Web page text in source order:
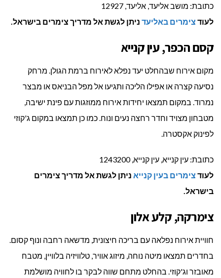
כתובת: מושב אליעד, אליעד, 12927
לעוד צימרים באליעד ניתן לגשת אל מדריך צימרים בישראל.
קסם הכפר, עין קנייא
מקום אירוח שבהחלט יעד נפלא לאירוח ברמת הגולן. מרחק
נסיעה קצרה או אפילו הליכה ותגיעו אל מפל הבניאס או מבצר
נמרוד. במקום תמצאו יחידות אירוח ממוזגות עם פינת ישיבה,
מטבחון מצויד וחדר רחצה נעים ונוח. כמו כן תמצאו במקום ג'קוזי
לפינוק אקסטרה.
כתובת: עין קנייא, עין קנייא, 1243200
לעוד צימרים בעין קנייא ניתן לגשת אל מדריך צימרים
בישראל.
צימרקה, קלע אלון
חוויית אירוח נפלאה עם בריכה חיצונית, מדשאה רחבה ונוף קסום.
בחדרים תמצאו מיטה נוחה, מיזוג אוויר, טלוויזיה בלוויין, מטבח
מאובזר וג'קוזי. בהחלט מתחם שווה לבקר בו לחוויה מושלמת